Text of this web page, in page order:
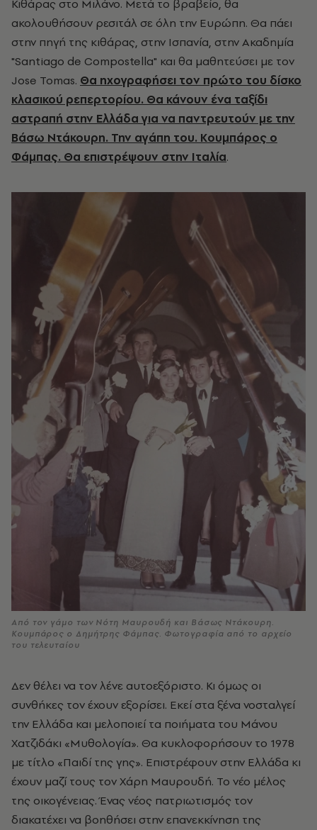
Κιθάρας στο Μιλάνο. Μετά το βραβείο, θα
ακολουθήσουν ρεσιτάλ σε όλη την Ευρώπη. Θα πάει
στην πηγή της κιθάρας, στην Ισπανία, στην Ακαδημία
"Santiago de Compostella" και θα μαθητεύσει με τον
Jose Tomas. Θα ηχογραφήσει τον πρώτο του δίσκο
κλασικού ρεπερτορίου. Θα κάνουν ένα ταξίδι
αστραπή στην Ελλάδα για να παντρευτούν με την
Βάσω Ντάκουρη. Την αγάπη του. Κουμπάρος ο
Φάμπας. Θα επιστρέψουν στην Ιταλία.
Από τον γάμο των Νότη Μαυρουδή και Βάσως Ντάκουρη.
Κουμπάρος ο Δημήτρης Φάμπας. Φωτογραφία από το αρχείο
του τελευταίου
Δεν θέλει να τον λένε αυτοεξόριστο. Κι όμως οι
συνθήκες τον έχουν εξορίσει. Εκεί στα ξένα νοσταλγεί
την Ελλάδα και μελοποιεί τα ποιήματα του Μάνου
Χατζιδάκι «Μυθολογία». Θα κυκλοφορήσουν το 1978
με τίτλο «Παιδί της γης». Επιστρέφουν στην Ελλάδα κι
έχουν μαζί τους τον Χάρη Μαυρουδή. Το νέο μέλος
της οικογένειας. Ένας νέος πατριωτισμός τον
διακατέχει να βοηθήσει στην επανεκκίνηση της